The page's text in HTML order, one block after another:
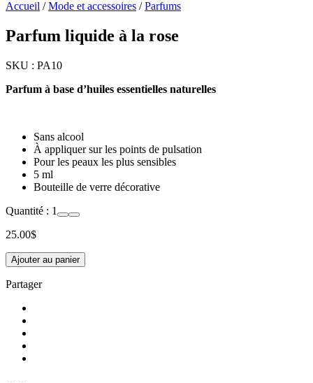
Accueil /Mode et accessoires /Parfums
Parfum liquide à la rose
SKU : PA10
Parfum à base d’huiles essentielles naturelles
Sans alcool
À appliquer sur les points de pulsation
Pour les peaux les plus sensibles
5 ml
Bouteille de verre décorative
Quantité : 1
25.00$
Ajouter au panier
Partager